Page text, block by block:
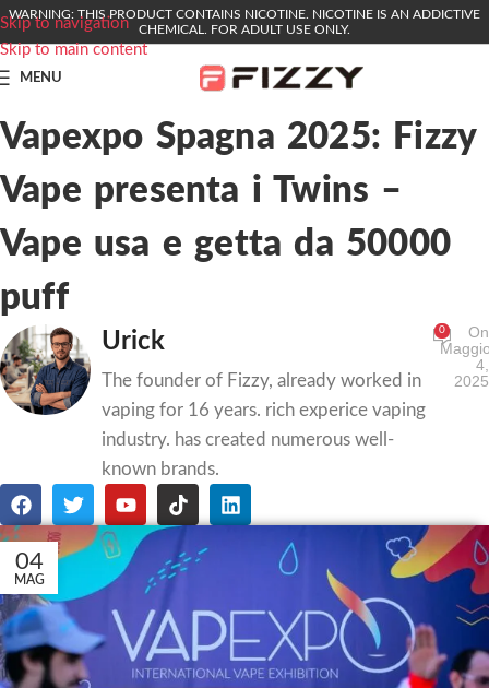
Skip to navigation
Skip to main content
WARNING: THIS PRODUCT CONTAINS NICOTINE. NICOTINE IS AN ADDICTIVE
CHEMICAL. FOR ADULT USE ONLY.
MENU
Vapexpo Spagna 2025: Fizzy
Vape presenta i Twins –
Vape usa e getta da 50000
puff
Urick
The founder of Fizzy, already worked in
vaping for 16 years. rich experice vaping
industry. has created numerous well-
known brands.
0
On
4,
2025
04
MAG